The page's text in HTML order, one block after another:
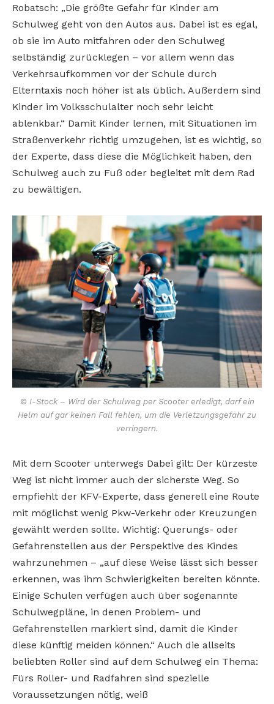
Robatsch: „Die größte Gefahr für Kinder am
Schulweg geht von den Autos aus. Dabei ist es egal,
ob sie im Auto mitfahren oder den Schulweg
selbständig zurücklegen – vor allem wenn das
Verkehrsaufkommen vor der Schule durch
Elterntaxis noch höher ist als üblich. Außerdem sind
Kinder im Volksschulalter noch sehr leicht
ablenkbar.“ Damit Kinder lernen, mit Situationen im
Straßenverkehr richtig umzugehen, ist es wichtig, so
der Experte, dass diese die Möglichkeit haben, den
Schulweg auch zu Fuß oder begleitet mit dem Rad
zu bewältigen.
© I-Stock – Wird der Schulweg per Scooter erledigt, darf ein
Helm auf gar keinen Fall fehlen, um die Verletzungsgefahr zu
verringern.
Mit dem Scooter unterwegs Dabei gilt: Der kürzeste
Weg ist nicht immer auch der sicherste Weg. So
empfiehlt der KFV-Experte, dass generell eine Route
mit möglichst wenig Pkw-Verkehr oder Kreuzungen
gewählt werden sollte. Wichtig: Querungs- oder
Gefahrenstellen aus der Perspektive des Kindes
wahrzunehmen – „auf diese Weise lässt sich besser
erkennen, was ihm Schwierigkeiten bereiten könnte.
Einige Schulen verfügen auch über sogenannte
Schulwegpläne, in denen Problem- und
Gefahrenstellen markiert sind, damit die Kinder
diese künftig meiden können.“ Auch die allseits
beliebten Roller sind auf dem Schulweg ein Thema:
Fürs Roller- und Radfahren sind spezielle
Voraussetzungen nötig, weiß